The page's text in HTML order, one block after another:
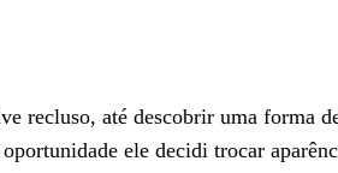
recluso, até descobrir uma forma
ele decidi trocar